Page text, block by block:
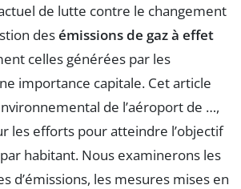
de lutte contre le changement
desémissions de gaz à effet
celles générées par les
importance capitale. Cet article
de l’aéroport de …,
les efforts pour atteindre l’objectif
habitant. Nous examinerons les
d’émissions, les mesures mises en